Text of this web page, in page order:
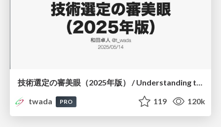
技術選定の審美眼（2025年版） / Understanding the Spiral of Technologies 2025 edition
twada
PRO 119 120k